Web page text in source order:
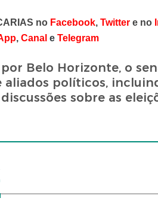
no Facebook, Twittere no
, Canal e Telegram
por Belo Horizonte, o
aliados políticos,
sobre as